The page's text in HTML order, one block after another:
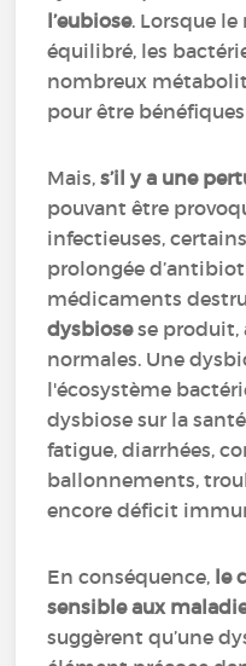
l’eubiose. Lorsque
équilibré, les
nombreux
pour être
Mais,s’il y a une
pouvant être
infectieuses,
prolongée
médicaments
dysbiosese produit,
normales. Une
l'écosystème
dysbiose sur la
fatigue, diarrhées,
ballonnements,
encore déficit
En conséquence, le
sensible aux
suggèrent qu’une